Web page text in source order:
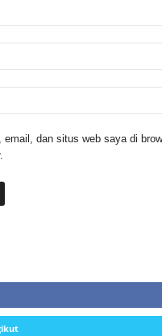
email, dan situs web saya di